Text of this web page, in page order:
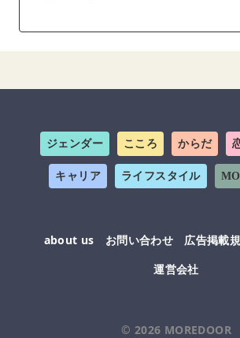
ジェンダー こころ からだ
キャリア ライフスタイル
about us お問い合わせ 広告掲載
運営会社
© 2026 MOREDOOR